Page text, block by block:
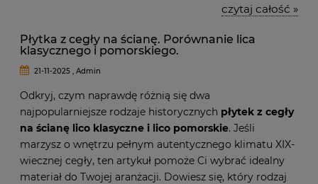
czytaj całość »
Płytka z cegły na ścianę. Porównanie lica
klasycznego i pomorskiego.
21-11-2025 , Admin
Odkryj, czym naprawdę różnią się dwa
najpopularniejsze rodzaje historycznych płytek z cegły
na ścianę lico klasyczne i lico pomorskie. Jeśli
marzysz o wnętrzu pełnym autentycznego klimatu XIX-
wiecznej cegły, ten artykuł pomoże Ci wybrać idealny
materiał do Twojej aranżacji. Dowiesz się, który rodzaj